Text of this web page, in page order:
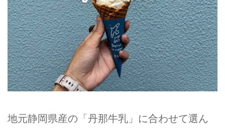
地元静岡県産の「丹那牛乳」に合わせて選ん